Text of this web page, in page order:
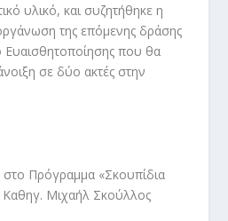
υλικό, και συζητήθηκε η
της επόμενης δράσης
που θα
σε δύο ακτές στην
στο Πρόγραμμα «Σκουπίδια
Μιχαήλ Σκούλλος